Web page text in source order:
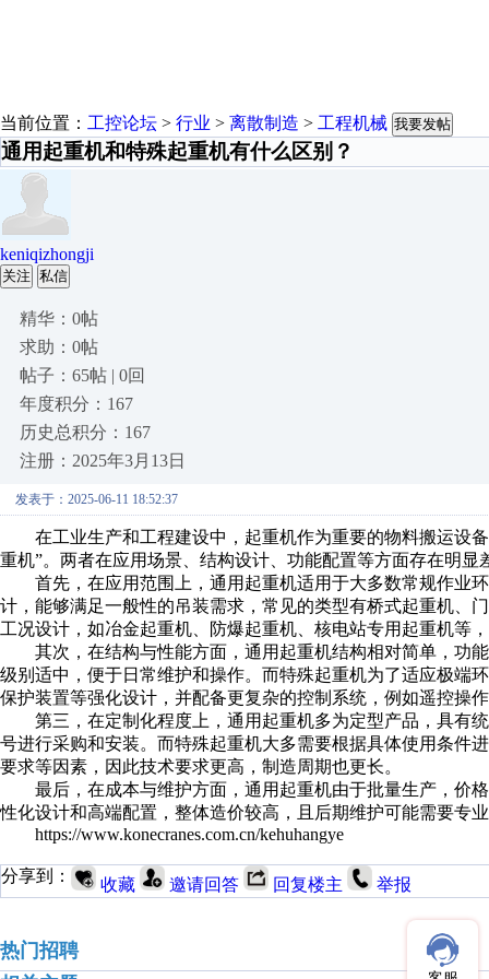
当前位置： 工控论坛 > 行业 > 离散制造 > 工程机械 我要发帖
通用起重机和特殊起重机有什么区别？
keniqizhongji
关注 私信
精华：0帖
求助：0帖
帖子：65帖 | 0回
年度积分：167
历史总积分：167
注册：2025年3月13日
发表于：2025-06-11 18:52:37
在工业生产和工程建设中，起重机作为重要的物料搬运设备
重机”。两者在应用场景、结构设计、功能配置等方面存在明显
首先，在应用范围上，通用起重机适用于大多数常规作业
计，能够满足一般性的吊装需求，常见的类型有桥式起重机、
工况设计，如冶金起重机、防爆起重机、核电站专用起重机等
其次，在结构与性能方面，通用起重机结构相对简单，功
级别适中，便于日常维护和操作。而特殊起重机为了适应极端
保护装置等强化设计，并配备更复杂的控制系统，例如遥控操
第三，在定制化程度上，通用起重机多为定型产品，具有
号进行采购和安装。而特殊起重机大多需要根据具体使用条件
要求等因素，因此技术要求更高，制造周期也更长。
最后，在成本与维护方面，通用起重机由于批量生产，价
性化设计和高端配置，整体造价较高，且后期维护可能需要专
https://www.konecranes.com.cn/kehuhangye
分享到： 收藏 邀请回答 回复楼主 举报
热门招聘